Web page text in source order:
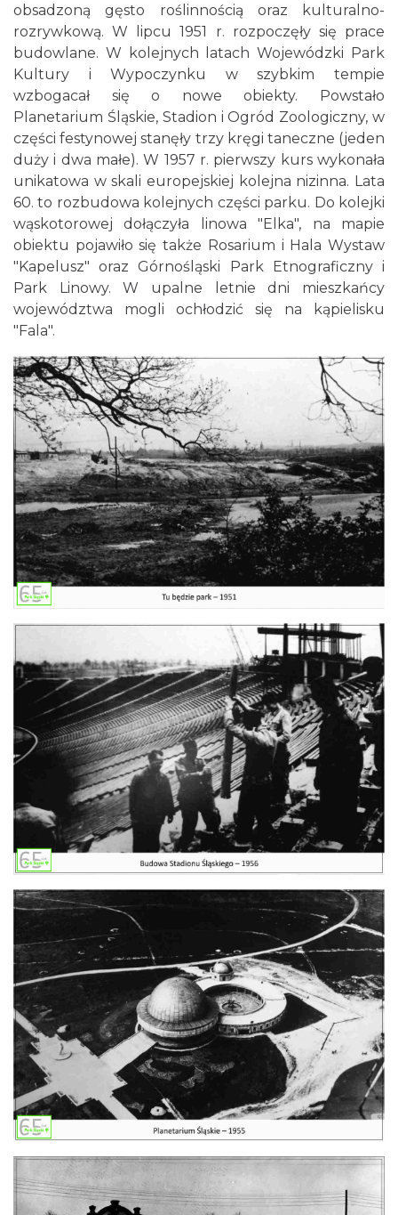
obsadzoną gęsto roślinnością oraz kulturalno-
rozrywkową. W lipcu 1951 r. rozpoczęły się prace
budowlane. W kolejnych latach Wojewódzki Park
Kultury i Wypoczynku w szybkim tempie
wzbogacał się o nowe obiekty. Powstało
Planetarium Śląskie, Stadion i Ogród Zoologiczny, w
części festynowej stanęły trzy kręgi taneczne (jeden
duży i dwa małe). W 1957 r. pierwszy kurs wykonała
unikatowa w skali europejskiej kolejna nizinna. Lata
60. to rozbudowa kolejnych części parku. Do kolejki
wąskotorowej dołączyła linowa "Elka", na mapie
obiektu pojawiło się także Rosarium i Hala Wystaw
"Kapelusz" oraz Górnośląski Park Etnograficzny i
Park Linowy. W upalne letnie dni mieszkańcy
województwa mogli ochłodzić się na kąpielisku
"Fala".